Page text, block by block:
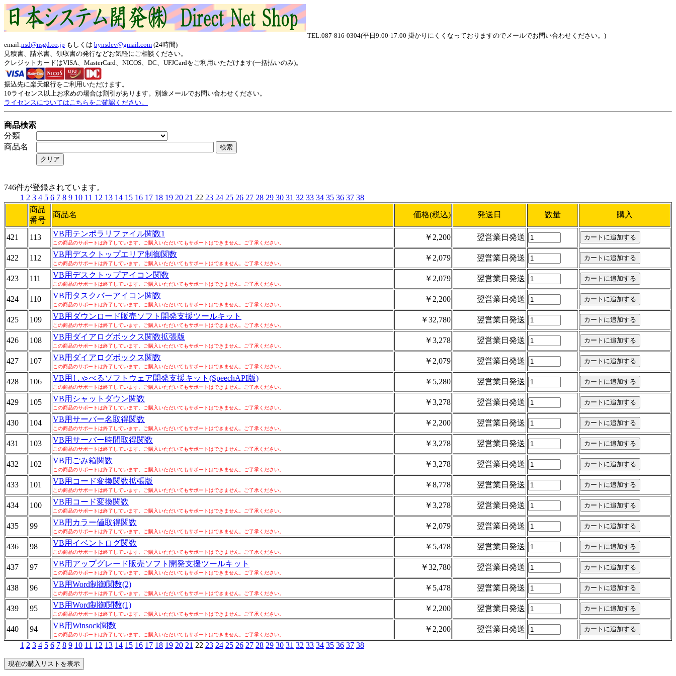
TEL:087-816-0304(平日9:00-17:00 掛かりにくくなっておりますのでメールでお問い合わせください。)
email:nsd@nsgd.co.jp もしくは bynsdev@gmail.com (24時間)
見積書、請求書、領収書の発行などお気軽にご相談ください。
クレジットカードはVISA、MasterCard、NICOS、DC、UFJCardをご利用いただけます(一括払いのみ)。
振込先に楽天銀行をご利用いただけます。
10ライセンス以上お求めの場合は割引があります。別途メールでお問い合わせください。
ライセンスについてはこちらをご確認ください。
商品検索
分類
商品名
746件が登録されています。
1 2 3 4 5 6 7 8 9 10 11 12 13 14 15 16 17 18 19 20 21 22 23 24 25 26 27 28 29 30 31 32 33 34 35 36 37 38
商品
番号
商品名 価格(税込) 発送日 数量 購入
421 113 VB用テンポラリファイル関数1
この商品のサポートは終了しています。ご購入いただいてもサポートはできません。ご了承ください。
￥2,200 翌営業日発送
422 112 VB用デスクトップエリア制御関数
この商品のサポートは終了しています。ご購入いただいてもサポートはできません。ご了承ください。
￥2,079 翌営業日発送
423 111 VB用デスクトップアイコン関数
この商品のサポートは終了しています。ご購入いただいてもサポートはできません。ご了承ください。
￥2,079 翌営業日発送
424 110 VB用タスクバーアイコン関数
この商品のサポートは終了しています。ご購入いただいてもサポートはできません。ご了承ください。
￥2,200 翌営業日発送
425 109 VB用ダウンロード販売ソフト開発支援ツールキット
この商品のサポートは終了しています。ご購入いただいてもサポートはできません。ご了承ください。
￥32,780 翌営業日発送
426 108 VB用ダイアログボックス関数拡張版
この商品のサポートは終了しています。ご購入いただいてもサポートはできません。ご了承ください。
￥3,278 翌営業日発送
427 107 VB用ダイアログボックス関数
この商品のサポートは終了しています。ご購入いただいてもサポートはできません。ご了承ください。
￥2,079 翌営業日発送
428 106 VB用しゃべるソフトウェア開発支援キット(SpeechAPI版)
この商品のサポートは終了しています。ご購入いただいてもサポートはできません。ご了承ください。
￥5,280 翌営業日発送
429 105 VB用シャットダウン関数
この商品のサポートは終了しています。ご購入いただいてもサポートはできません。ご了承ください。
￥3,278 翌営業日発送
430 104 VB用サーバー名取得関数
この商品のサポートは終了しています。ご購入いただいてもサポートはできません。ご了承ください。
￥2,200 翌営業日発送
431 103 VB用サーバー時間取得関数
この商品のサポートは終了しています。ご購入いただいてもサポートはできません。ご了承ください。
￥3,278 翌営業日発送
432 102 VB用ごみ箱関数
この商品のサポートは終了しています。ご購入いただいてもサポートはできません。ご了承ください。
￥3,278 翌営業日発送
433 101 VB用コード変換関数拡張版
この商品のサポートは終了しています。ご購入いただいてもサポートはできません。ご了承ください。
￥8,778 翌営業日発送
434 100 VB用コード変換関数
この商品のサポートは終了しています。ご購入いただいてもサポートはできません。ご了承ください。
￥3,278 翌営業日発送
435 99 VB用カラー値取得関数
この商品のサポートは終了しています。ご購入いただいてもサポートはできません。ご了承ください。
￥2,079 翌営業日発送
436 98 VB用イベントログ関数
この商品のサポートは終了しています。ご購入いただいてもサポートはできません。ご了承ください。
￥5,478 翌営業日発送
437 97 VB用アップグレード販売ソフト開発支援ツールキット
この商品のサポートは終了しています。ご購入いただいてもサポートはできません。ご了承ください。
￥32,780 翌営業日発送
438 96 VB用Word制御関数(2)
この商品のサポートは終了しています。ご購入いただいてもサポートはできません。ご了承ください。
￥5,478 翌営業日発送
439 95 VB用Word制御関数(1)
この商品のサポートは終了しています。ご購入いただいてもサポートはできません。ご了承ください。
￥2,200 翌営業日発送
440 94 VB用Winsock関数
この商品のサポートは終了しています。ご購入いただいてもサポートはできません。ご了承ください。
￥2,200
翌営業日発送
1 2 3 4 5 6 7 8 9 10 11 12 13 14 15 16 17 18 19 20 21 22 23 24 25 26 27 28 29 30 31 32 33 34 35 36 37 38